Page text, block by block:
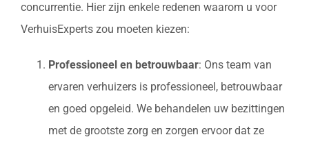
concurrentie. Hier zijn enkele redenen waarom u voor
VerhuisExperts zou moeten kiezen:
Professioneel en betrouwbaar: Ons team van
ervaren verhuizers is professioneel, betrouwbaar
en goed opgeleid. We behandelen uw bezittingen
met de grootste zorg en zorgen ervoor dat ze